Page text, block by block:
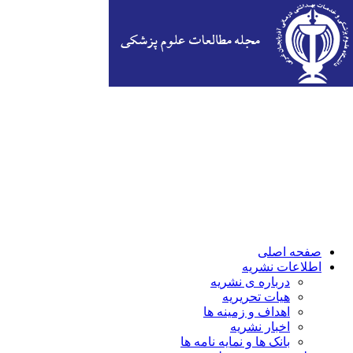
صفحه اصلی
اطلاعات نشریه
درباره ی نشریه
هیات تحریریه
اهداف و زمینه ها
اخبار نشریه
بانک ها و نمایه نامه ها